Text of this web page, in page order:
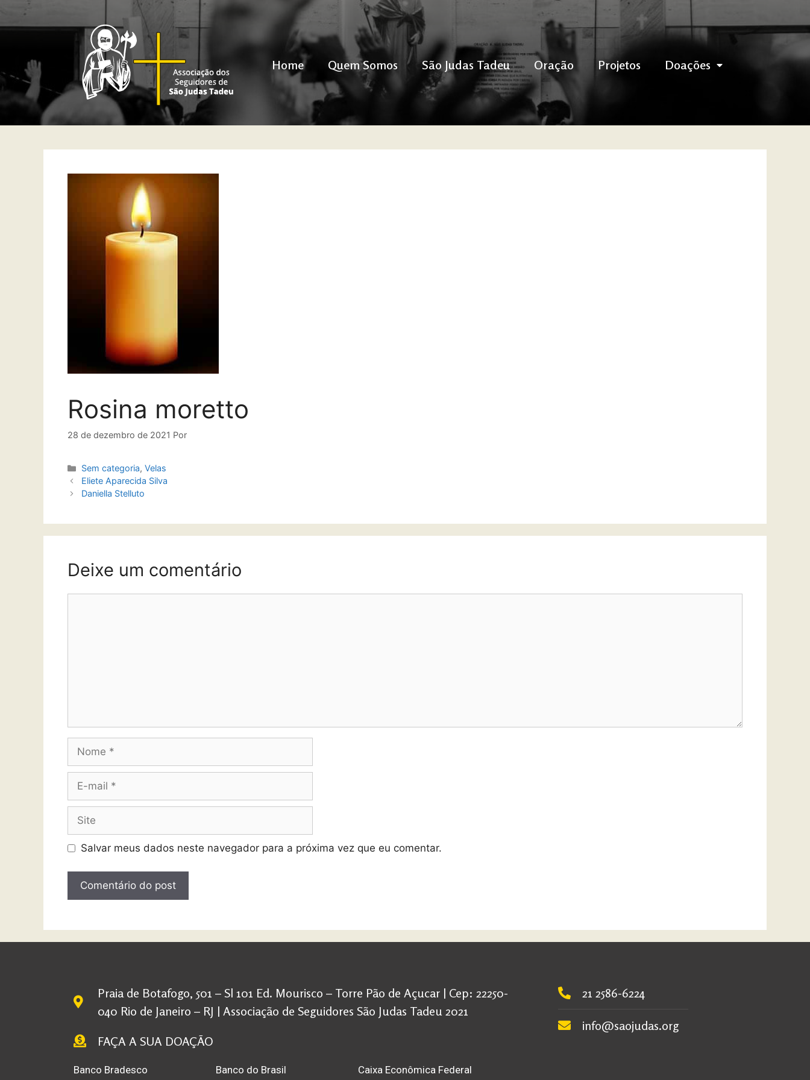
Home Quem Somos São Judas Tadeu Oração Projetos Doações
Rosina moretto
28 de dezembro de 2021 Por
Sem categoria,Velas
Eliete Aparecida Silva
Daniella Stelluto
Deixe um comentário
Salvar meus dados neste navegador para a próxima vez que eu comentar.
Praia de Botafogo, 501 – Sl 101 Ed. Mourisco – Torre Pão de Açucar | Cep: 22250-
040 Rio de Janeiro – RJ | Associação de Seguidores São Judas Tadeu 2021
FAÇA A SUA DOAÇÃO
Banco Bradesco
Banco do Brasil
Caixa Econômica Federal
21 2586-6224
info@saojudas.org